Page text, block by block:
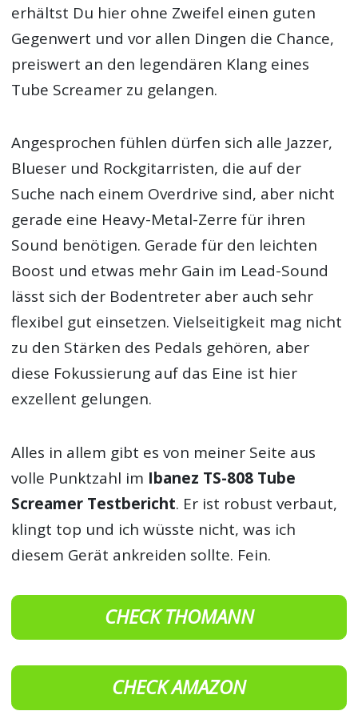
erhältst Du hier ohne Zweifel einen guten
Gegenwert und vor allen Dingen die Chance,
preiswert an den legendären Klang eines
Tube Screamer zu gelangen.
Angesprochen fühlen dürfen sich alle Jazzer,
Blueser und Rockgitarristen, die auf der
Suche nach einem Overdrive sind, aber nicht
gerade eine Heavy-Metal-Zerre für ihren
Sound benötigen. Gerade für den leichten
Boost und etwas mehr Gain im Lead-Sound
lässt sich der Bodentreter aber auch sehr
flexibel gut einsetzen. Vielseitigkeit mag nicht
zu den Stärken des Pedals gehören, aber
diese Fokussierung auf das Eine ist hier
exzellent gelungen.
Alles in allem gibt es von meiner Seite aus
volle Punktzahl im Ibanez TS-808 Tube
Screamer Testbericht. Er ist robust verbaut,
klingt top und ich wüsste nicht, was ich
diesem Gerät ankreiden sollte. Fein.
CHECK THOMANN
CHECK AMAZON